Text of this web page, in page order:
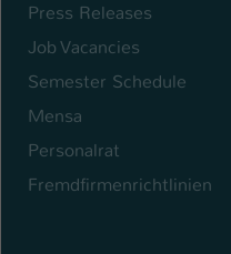
Press Releases
Job Vacancies
Semester Schedule
Mensa
Personalrat
Fremdfirmenrichtlinien